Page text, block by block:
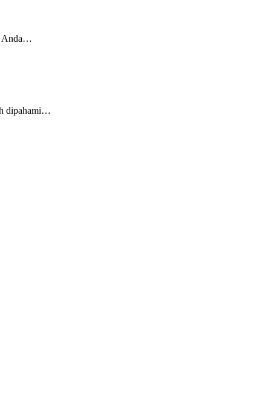
Anda…
dipahami…